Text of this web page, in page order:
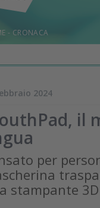
- CRONACA
2024
il
per
stampante 3D